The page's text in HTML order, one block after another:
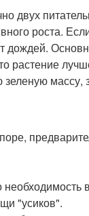
двух
роста.
дождей.
растение
массу,
"усиков".